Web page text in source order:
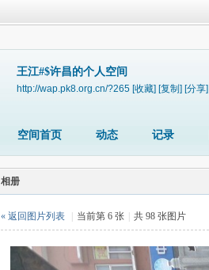
王江#$许昌的个人空间
http://wap.pk8.org.cn/?265 [收藏] [复制] [分享]
空间首页 动态 记录
相册
« 返回图片列表 当前第 6 张 共 98 张图片